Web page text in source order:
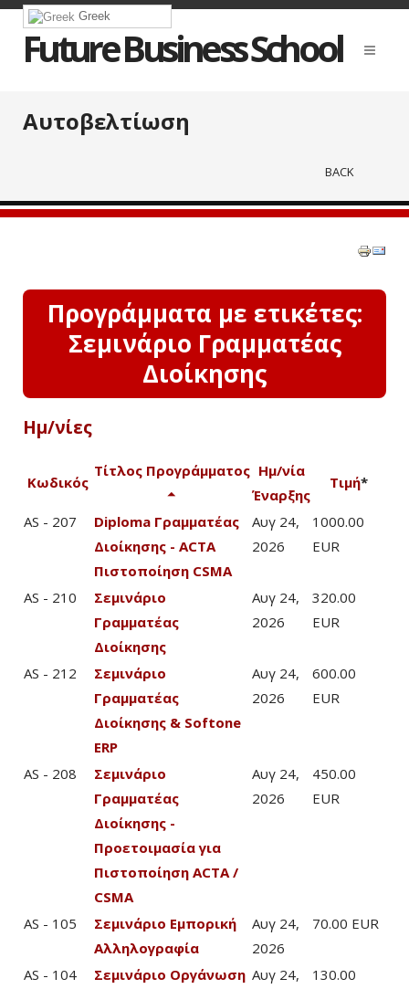
Greek
Future Business School
Αυτοβελτίωση
BACK
Προγράμματα με ετικέτες:
Σεμινάριο Γραμματέας
Διοίκησης
Ημ/νίες
Κωδικός
Τίτλος Προγράμματος Ημ/νία
Έναρξης
Τιμή*
AS - 207
Diploma Γραμματέας
Διοίκησης - ACTA
Πιστοποίηση CSMA
Αυγ 24,
2026
1000.00
EUR
AS - 210
Σεμινάριο
Γραμματέας
Διοίκησης
Αυγ 24,
2026
320.00
EUR
AS - 212
Σεμινάριο
Γραμματέας
Διοίκησης & Softone
ERP
Αυγ 24,
2026
600.00
EUR
AS - 208
Σεμινάριο
Γραμματέας
Διοίκησης -
Προετοιμασία για
Πιστοποίηση ACTA /
CSMA
Αυγ 24,
2026
450.00
EUR
AS - 105
Σεμινάριο Εμπορική
Αλληλογραφία
Αυγ 24,
2026
70.00 EUR
AS - 104
Σεμινάριο Οργάνωση Αυγ 24,
130.00